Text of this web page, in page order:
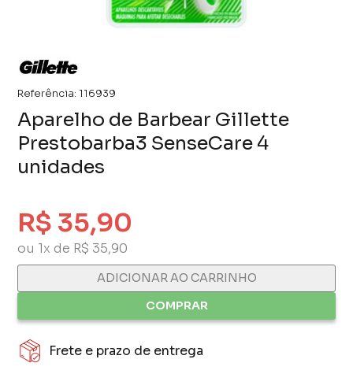
Referência: 116939
Aparelho de Barbear Gillette
Prestobarba3 SenseCare 4
unidades
R$ 35,90
ou 1x de R$ 35,90
ADICIONAR AO CARRINHO
COMPRAR
Frete e prazo de entrega